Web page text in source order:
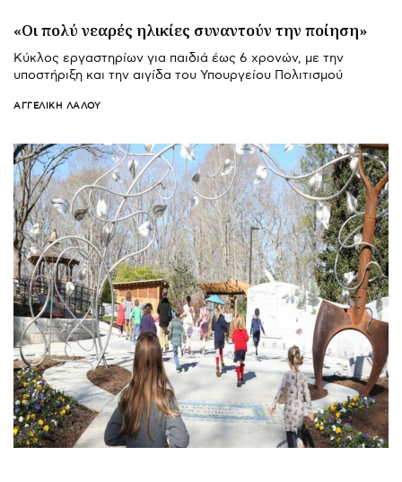
«Οι πολύ νεαρές ηλικίες συναντούν την ποίηση»
Κύκλος εργαστηρίων για παιδιά έως 6 χρονών, με την
υποστήριξη και την αιγίδα του Υπουργείου Πολιτισμού
ΑΓΓΕΛΙΚΉ ΛΆΛΟΥ